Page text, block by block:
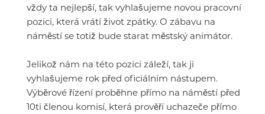
vždy ta nejlepší, tak vyhlašujeme novou pracovní
pozici, která vrátí život zpátky. O zábavu na
náměstí se totiž bude starat městský animátor.
Jelikož nám na této pozici záleží, tak ji
vyhlašujeme rok před oficiálním nástupem.
Výběrové řízení proběhne přímo na náměstí před
10ti členou komisí, která prověří uchazeče přímo